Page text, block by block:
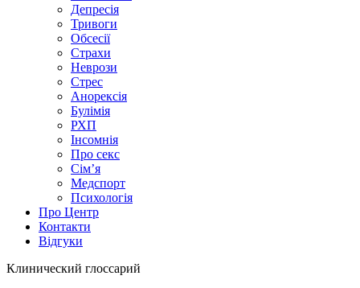
Депресія
Тривоги
Обсесії
Страхи
Неврози
Стрес
Анорексія
Булімія
РХП
Інсомнія
Про секс
Сім’я
Медспорт
Психологія
Про Центр
Контакти
Відгуки
Клинический глоссарий